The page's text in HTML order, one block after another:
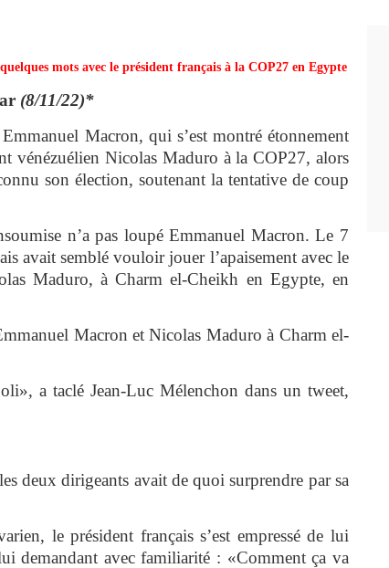
mots avec le président français à la COP27 en Egypte
(8/11/22)*
Macron, qui s’est montré étonnement
vénézuélien Nicolas Maduro à la COP27, alors
son élection, soutenant la tentative de coup
n’a pas loupé Emmanuel Macron. Le 7
avait semblé vouloir jouer l’apaisement avec le
Maduro, à Charm el-Cheikh en Egypte, en
Macron et Nicolas Maduro à Charm el-
a taclé Jean-Luc Mélenchon dans un tweet,
deux dirigeants avait de quoi surprendre par sa
le président français s’est empressé de lui
demandant avec familiarité : «Comment ça va